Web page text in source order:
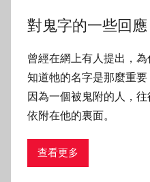
對鬼字的一些回應
曾經在網上有人提出，
知道牠的名字是那麼重要
因為一個被鬼附的人，
依附在他的裏面。
查看更多